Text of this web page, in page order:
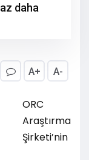
daha
A+ A-
ORC
Araştırma
Şirketi’nin